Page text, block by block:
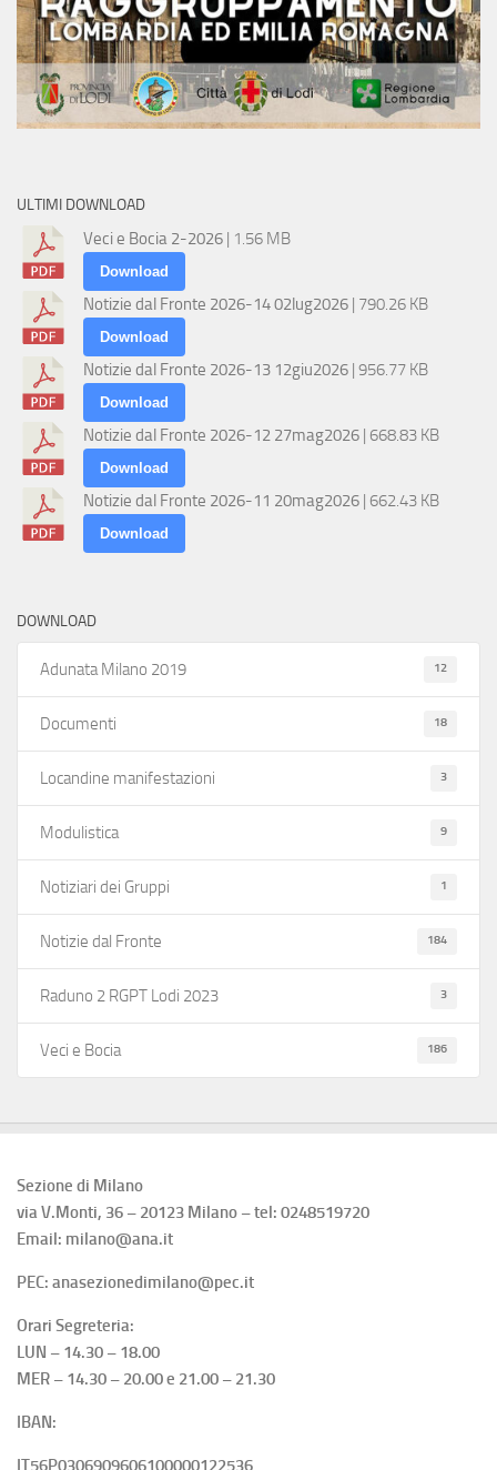
ULTIMI DOWNLOAD
Veci e Bocia 2-2026 | 1.56 MB
Download
Notizie dal Fronte 2026-14 02lug2026 | 790.26 KB
Download
Notizie dal Fronte 2026-13 12giu2026 | 956.77 KB
Download
Notizie dal Fronte 2026-12 27mag2026 | 668.83 KB
Download
Notizie dal Fronte 2026-11 20mag2026 | 662.43 KB
Download
DOWNLOAD
Adunata Milano 2019 12
Documenti 18
Locandine manifestazioni 3
Modulistica 9
Notiziari dei Gruppi 1
Notizie dal Fronte 184
Raduno 2 RGPT Lodi 2023 3
Veci e Bocia 186
Sezione di Milano
via V.Monti, 36 – 20123 Milano – tel: 0248519720
Email: milano@ana.it
PEC: anasezionedimilano@pec.it
Orari Segreteria:
LUN – 14.30 – 18.00
MER – 14.30 – 20.00 e 21.00 – 21.30
IBAN:
IT56P0306909606100000122536